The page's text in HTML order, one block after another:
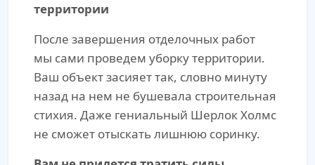
территории
После завершения отделочных работ
мы сами проведем уборку территории.
Ваш объект засияет так, словно минуту
назад на нем не бушевала строительная
стихия. Даже гениальный Шерлок Холмс
не сможет отыскать лишнюю соринку.